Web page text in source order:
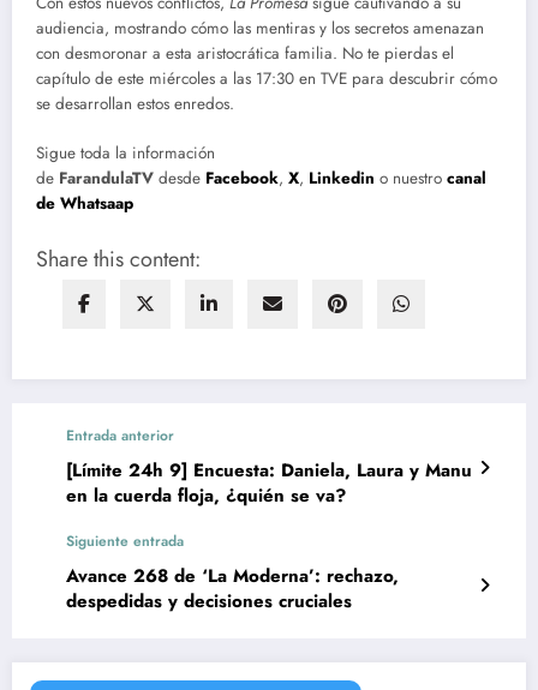
audiencia, mostrando cómo las mentiras y los secretos amenazan
con desmoronar a esta aristocrática familia. No te pierdas el
capítulo de este miércoles a las 17:30 en TVE para descubrir cómo
se desarrollan estos enredos.
Sigue toda la información
de FarandulaTV desde Facebook, X, Linkedin o nuestro canal
de Whatsaap
Share this content:
Entrada anterior
[Límite 24h 9] Encuesta: Daniela, Laura y Manu
en la cuerda floja, ¿quién se va?
Siguiente entrada
Avance 268 de ‘La Moderna’: rechazo,
despedidas y decisiones cruciales